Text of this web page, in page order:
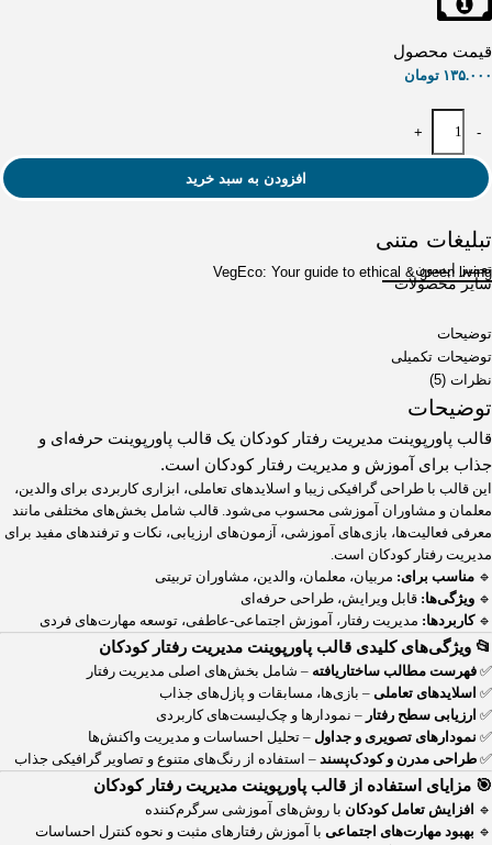
قیمت محصول
۱۳۵.۰۰۰ تومان
-
+
افزودن به سبد خرید
تبلیغات متنی
تعمیر اپسون
VegEco: Your guide to ethical & green living
سایر محصولات
توضیحات
توضیحات تکمیلی
نظرات (5)
توضیحات
قالب پاورپوینت مدیریت رفتار کودکان یک قالب پاورپوینت حرفه‌ای و
جذاب برای آموزش و مدیریت رفتار کودکان است.
این قالب با طراحی گرافیکی زیبا و اسلایدهای تعاملی، ابزاری کاربردی برای والدین،
معلمان و مشاوران آموزشی محسوب می‌شود. قالب شامل بخش‌های مختلفی مانند
معرفی فعالیت‌ها، بازی‌های آموزشی، آزمون‌های ارزیابی، نکات و ترفندهای مفید برای
مدیریت رفتار کودکان است.
🔹 مناسب برای: مربیان، معلمان، والدین، مشاوران تربیتی
🔹 ویژگی‌ها: قابل ویرایش، طراحی حرفه‌ای
🔹کاربردها: مدیریت رفتار، آموزش اجتماعی-عاطفی، توسعه مهارت‌های فردی
📂 ویژگی‌های کلیدی قالب پاورپوینت مدیریت رفتار کودکان
✅ فهرست مطالب ساختاریافته – شامل بخش‌های اصلی مدیریت رفتار
✅ اسلایدهای تعاملی – بازی‌ها، مسابقات و پازل‌های جذاب
✅ ارزیابی سطح رفتار – نمودارها و چک‌لیست‌های کاربردی
✅ نمودارهای تصویری و جداول – تحلیل احساسات و مدیریت واکنش‌ها
✅ طراحی مدرن و کودک‌پسند – استفاده از رنگ‌های متنوع و تصاویر گرافیکی جذاب
🎯 مزایای استفاده از قالب پاورپوینت مدیریت رفتار کودکان
🔹 افزایش تعامل کودکان با روش‌های آموزشی سرگرم‌کننده
🔹 بهبود مهارت‌های اجتماعی با آموزش رفتارهای مثبت و نحوه کنترل احساسات